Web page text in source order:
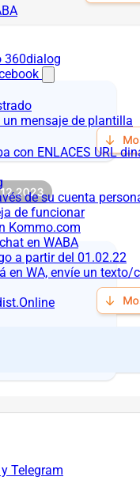
360dialog
mensaje de plantilla
con ENLACES URL
de su cuenta
de funcionar
Kommo.com
en WABA
a partir del 01.02.22
en WA, envíe un
Telegram